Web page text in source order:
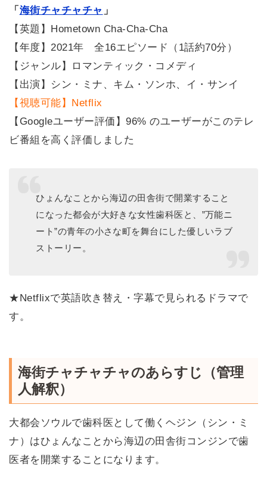
「 海街チャチャチャ 」
【英題】Hometown Cha-Cha-Cha
【年度】2021年 全16エピソード（1話約70分）
【ジャンル】ロマンティック・コメディ
【出演】シン・ミナ、キム・ソンホ、イ・サンイ
【視聴可能】Netflix
【Googleユーザー評価】96% のユーザーがこのテレ
ビ番組を高く評価しました
ひょんなことから海辺の田舎街で開業すること
になった都会が大好きな女性歯科医と、”万能ニ
ート”の青年の小さな町を舞台にした優しいラブ
ストーリー。
★Netflixで英語吹き替え・字幕で見られるドラマで
す。
海街チャチャチャのあらすじ（管理
人解釈）
大都会ソウルで歯科医として働くヘジン（シン・ミ
ナ）はひょんなことから海辺の田舎街コンジンで歯
医者を開業することになります。